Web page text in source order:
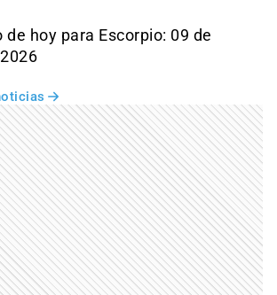
de hoy para Escorpio: 09 de